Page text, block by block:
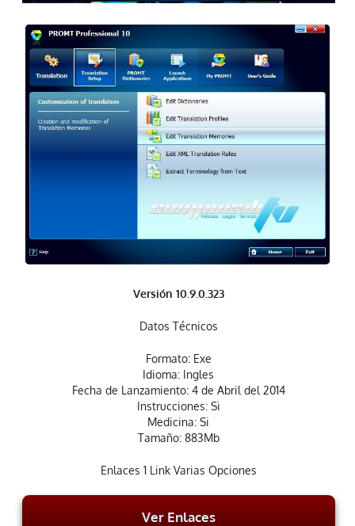
Versión 10.9.0.323
Datos Técnicos
Formato: Exe
Idioma: Ingles
Fecha de Lanzamiento: 4 de Abril del 2014
Instrucciones: Si
Medicina: Si
Tamaño: 883Mb
Enlaces 1 Link Varias Opciones
Ver Enlaces